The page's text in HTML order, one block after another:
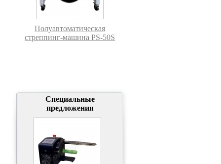
Полуавтоматическая
стреппинг-машина PS-50S
Специальные
предложения